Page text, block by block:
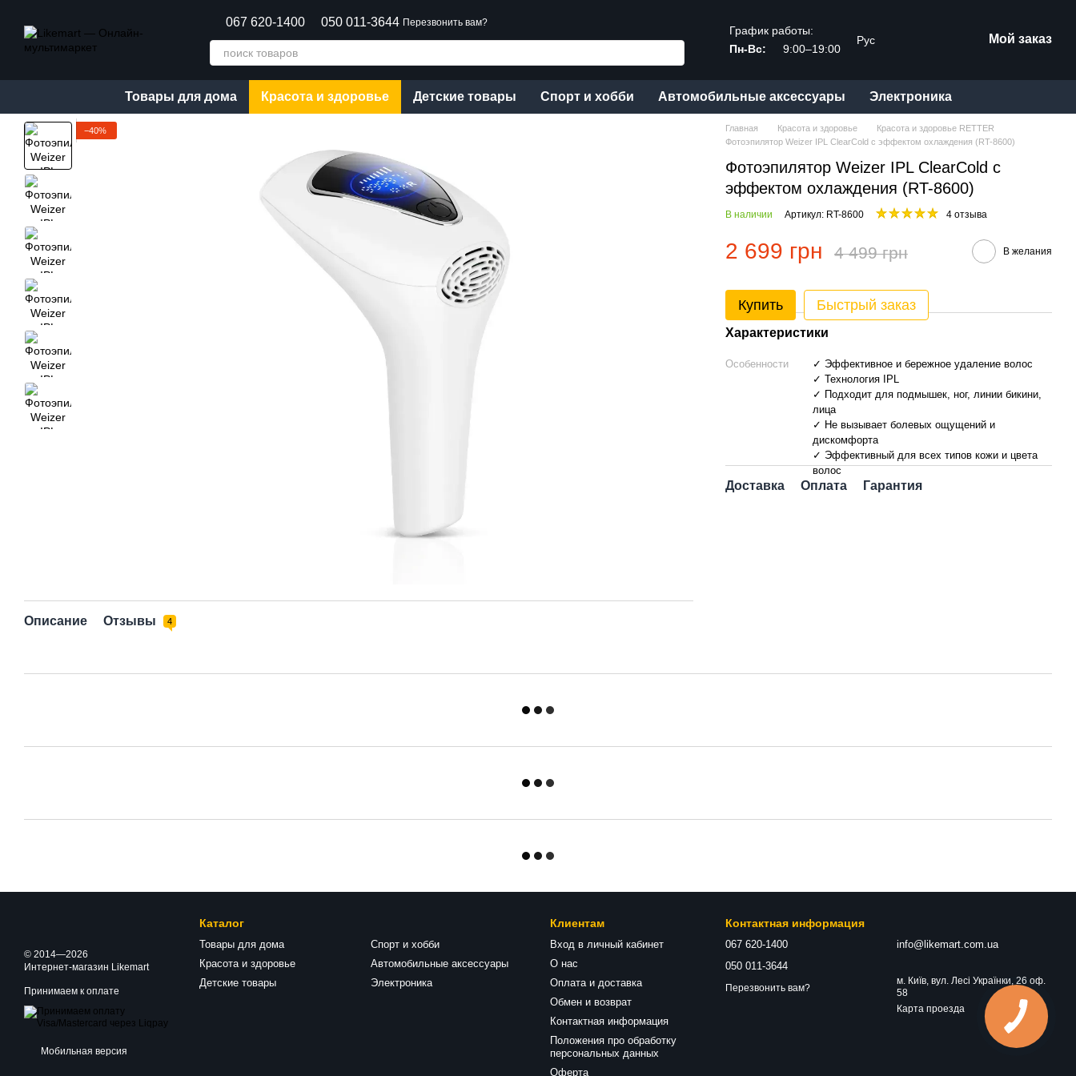
067 620-1400 050 011-3644 Перезвонить вам?
График работы:
Пн-Вс:
9:00–19:00
Рус Мой заказ
Товары для дома Красота и здоровье Детские товары Спорт и хобби Автомобильные аксессуары Электроника
−40%
Описание Отзывы 4
Главная Красота и здоровье
Красота и здоровье RETTER
Фотоэпилятор Weizer IPL ClearCold с эффектом охлаждения (RT-8600)
Фотоэпилятор Weizer IPL ClearCold с
эффектом охлаждения (RT-8600)
В наличии Артикул: RT-8600 4 отзыва
2 699 грн 4 499 грн В желания
Купить Быстрый заказ
Характеристики
Особенности
✓ Эффективное и бережное удаление волос
✓ Технология IPL
✓ Подходит для подмышек, ног, линии бикини,
лица
✓ Не вызывает болевых ощущений и
дискомфорта
✓ Эффективный для всех типов кожи и цвета
волос
Доставка Оплата Гарантия
© 2014—2026
Интернет-магазин Likemart
Принимаем к оплате
Мобильная версия
Каталог
Товары для дома
Красота и здоровье
Детские товары
Спорт и хобби
Автомобильные аксессуары
Электроника
Клиентам
Вход в личный кабинет
О нас
Оплата и доставка
Обмен и возврат
Контактная информация
Положения про обработку
персональных данных
Оферта
Контактная информация
067 620-1400
050 011-3644
Перезвонить вам?
info@likemart.com.ua
м. Київ, вул. Лесі Українки, 26 оф.
58
Карта проезда